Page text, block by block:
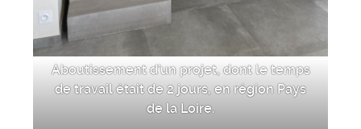
Aboutissement d’un projet, dont le temps
de travail était de 2 jours, en région Pays
de la Loire.